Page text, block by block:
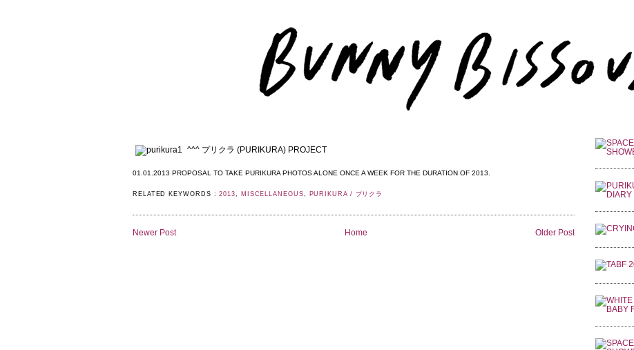
^^^ プリクラ (PURIKURA) PROJECT
01.01.2013 PROPOSAL TO TAKE PURIKURA PHOTOS ALONE ONCE A WEEK FOR THE DURATION OF 2013.
RELATED KEYWORDS :2013 MISCELLANEOUS PURIKURA / プリクラ
Newer Post Older Post
Home